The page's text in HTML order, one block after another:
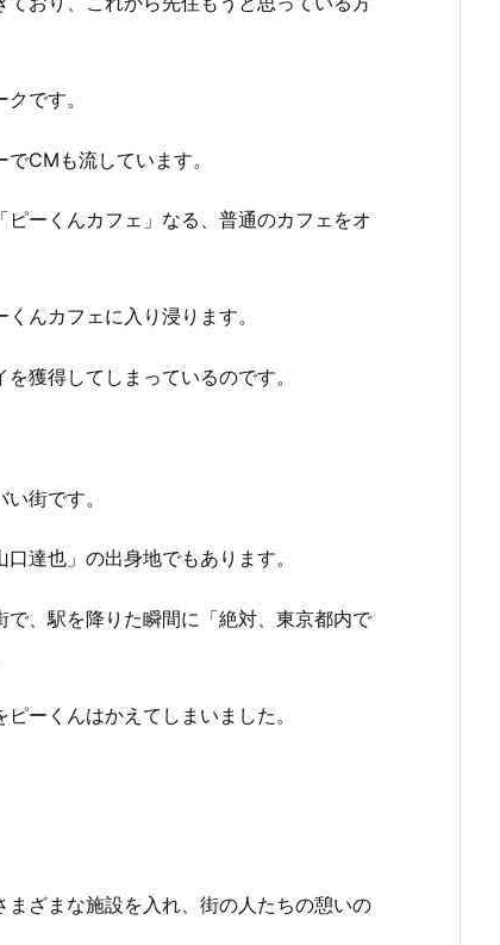
です。
CMも流しています。
ーくんカフェ」なる、普通のカフェをオ
んカフェに入り浸ります。
獲得してしまっているのです。
街です。
達也」の出身地でもあります。
、駅を降りた瞬間に「絶対、東京都内で
ーくんはかえてしまいました。
ざまな施設を入れ、街の人たちの憩いの